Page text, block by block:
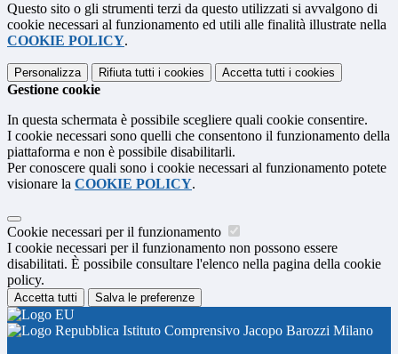
Questo sito o gli strumenti terzi da questo utilizzati si avvalgono di
cookie necessari al funzionamento ed utili alle finalità illustrate nella
COOKIE POLICY.
Personalizza Rifiuta tutti i cookies Accetta tutti i cookies
Gestione cookie
In questa schermata è possibile scegliere quali cookie consentire.
I cookie necessari sono quelli che consentono il funzionamento della
piattaforma e non è possibile disabilitarli.
Per conoscere quali sono i cookie necessari al funzionamento potete
visionare la COOKIE POLICY.
Cookie necessari per il funzionamento
I cookie necessari per il funzionamento non possono essere
disabilitati. È possibile consultare l'elenco nella pagina della cookie
policy.
Accetta tutti Salva le preferenze
Istituto Comprensivo Jacopo Barozzi Milano